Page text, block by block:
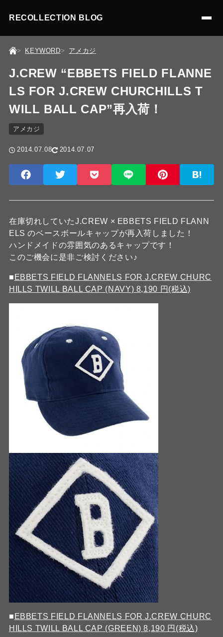
RECOLLECTION BLOG
KEYWORD アメカジ
J.CREW “EBBETS FIELD FLANNE
LS FOR J.CREW CHURCHILLS T
WILL BALL CAP”再入荷！
アメカジ
2014.07.08 2014.07.07
在庫切れしていたJ.CREW × EBBETS FIELD FLANN
ELS のベースボールキャップが再入荷しました！
ハンドメイドの雰囲気のあるキャップです！
このご機会に是非ご検討ください♪
■ EBBETS FIELD FLANNELS FOR J.CREW CHURC
HILLS TWILL BALL CAP (NAVY) 8,190 円(税込)
■ EBBETS FIELD FLANNELS FOR J.CREW CHURC
HILLS TWILL BALL CAP (GREEN) 8,190 円(税込)